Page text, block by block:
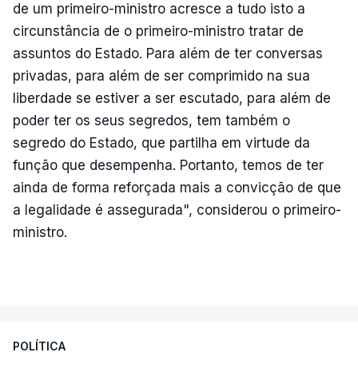
de um primeiro-ministro acresce a tudo isto a
circunstância de o primeiro-ministro tratar de
assuntos do Estado. Para além de ter conversas
privadas, para além de ser comprimido na sua
liberdade se estiver a ser escutado, para além de
poder ter os seus segredos, tem também o
segredo do Estado, que partilha em virtude da
função que desempenha. Portanto, temos de ter
ainda de forma reforçada mais a convicção de que
a legalidade é assegurada", considerou o primeiro-
ministro.
POLÍTICA